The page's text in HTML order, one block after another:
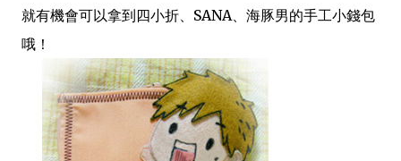
就有機會可以拿到四小折、SANA、海豚男的手工小錢包
哦！